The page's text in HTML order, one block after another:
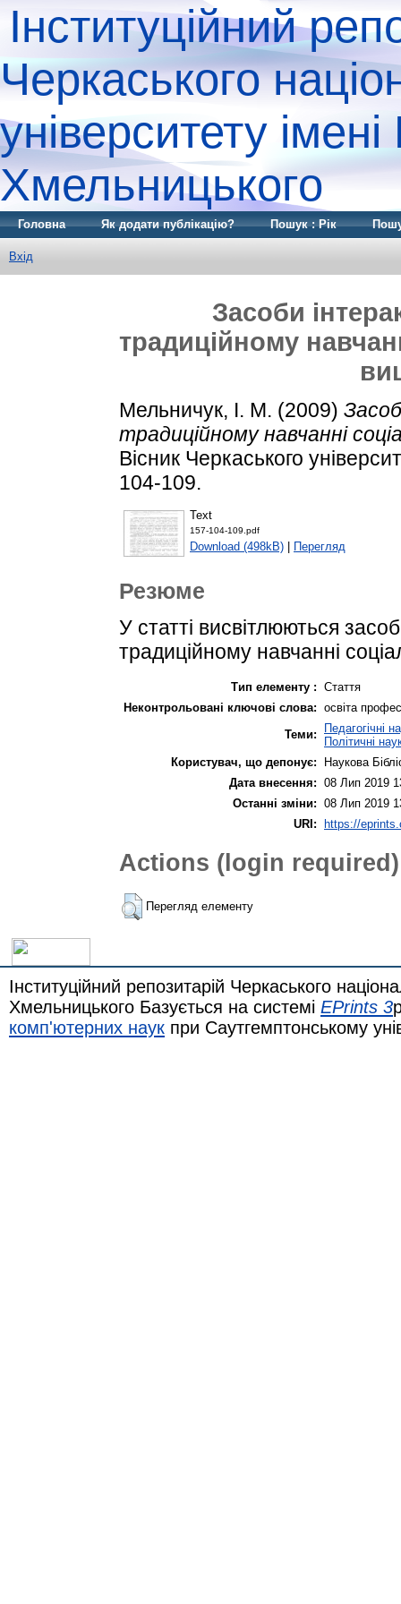
Інституційний
Черкаського
університету
Хмельницького
Головна Як додати публікацію? Пошук : Рік
Вхід
Засоби
традиційному
Мельничук, І. М. (2009)
традиційному навчанні
Вісник Черкаського
104-109.
Text
157-104-109.pdf
Download (498kB) Перегляд
Резюме
У статті висвітлюються
традиційному навчанні
Тип елементу : Стаття
Неконтрольовані ключові слова: освіта
Теми:
Педагогічні
Політичні
Користувач, що депонує:
Наукова
Дата внесення: 08 Лип 2019
Останні зміни: 08 Лип 2019
URI: https://
Actions (login required)
Перегляд елементу
Інституційний репозитарій Черкаського
Хмельницького Базується на системі EPrints 3
комп'ютерних наук при Саутгемптонському